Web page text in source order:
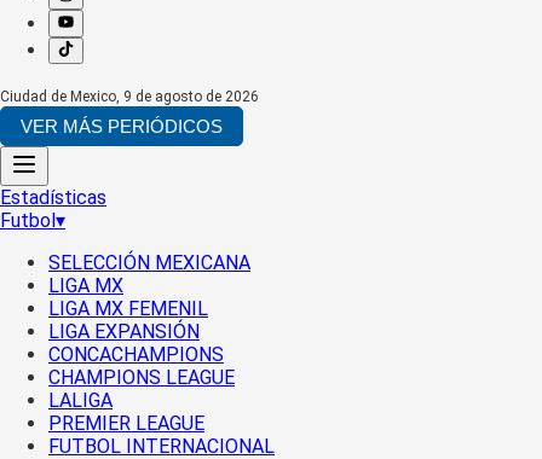
Ciudad de Mexico, 9 de agosto de 2026
VER MÁS PERIÓDICOS
Estadísticas
Futbol▾
SELECCIÓN MEXICANA
LIGA MX
LIGA MX FEMENIL
LIGA EXPANSIÓN
CONCACHAMPIONS
CHAMPIONS LEAGUE
LALIGA
PREMIER LEAGUE
FUTBOL INTERNACIONAL